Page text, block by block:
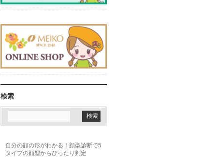
検索
自分の顔の形がわかる！顔型診断で5
タイプの顔型からぴったり判定